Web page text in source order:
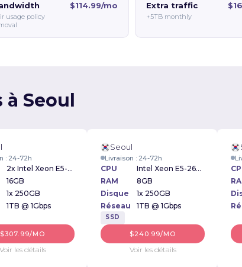
usage policy
$114.99/mo Extra traffic
+5TB monthly
Seoul
: 24-72h
2x Intel Xeon E5-2609 2.40GHz
16GB
1x 250GB
1TB @ 1Gbps
$307.99/MO
Voir les détails
Seoul
Livraison : 24-72h
CPU
Intel Xeon E5-2609 2.40GHz
RAM
8GB
Disque
1x 250GB
Réseau
1TB @ 1Gbps
SSD
$240.99/MO
Voir les détails